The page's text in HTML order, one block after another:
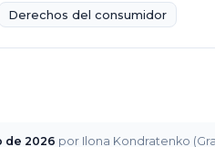
Derechos del consumidor
de 2026 por Ilona Kondratenko